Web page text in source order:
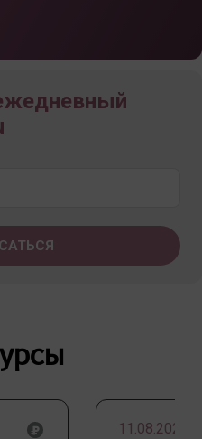
11.08.2026